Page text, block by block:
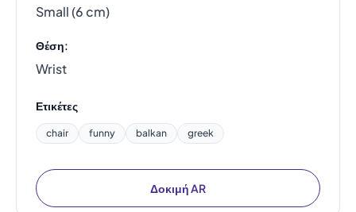
Small (6 cm)
Θέση:
Wrist
Ετικέτες
chair funny balkan greek
Δοκιμή AR